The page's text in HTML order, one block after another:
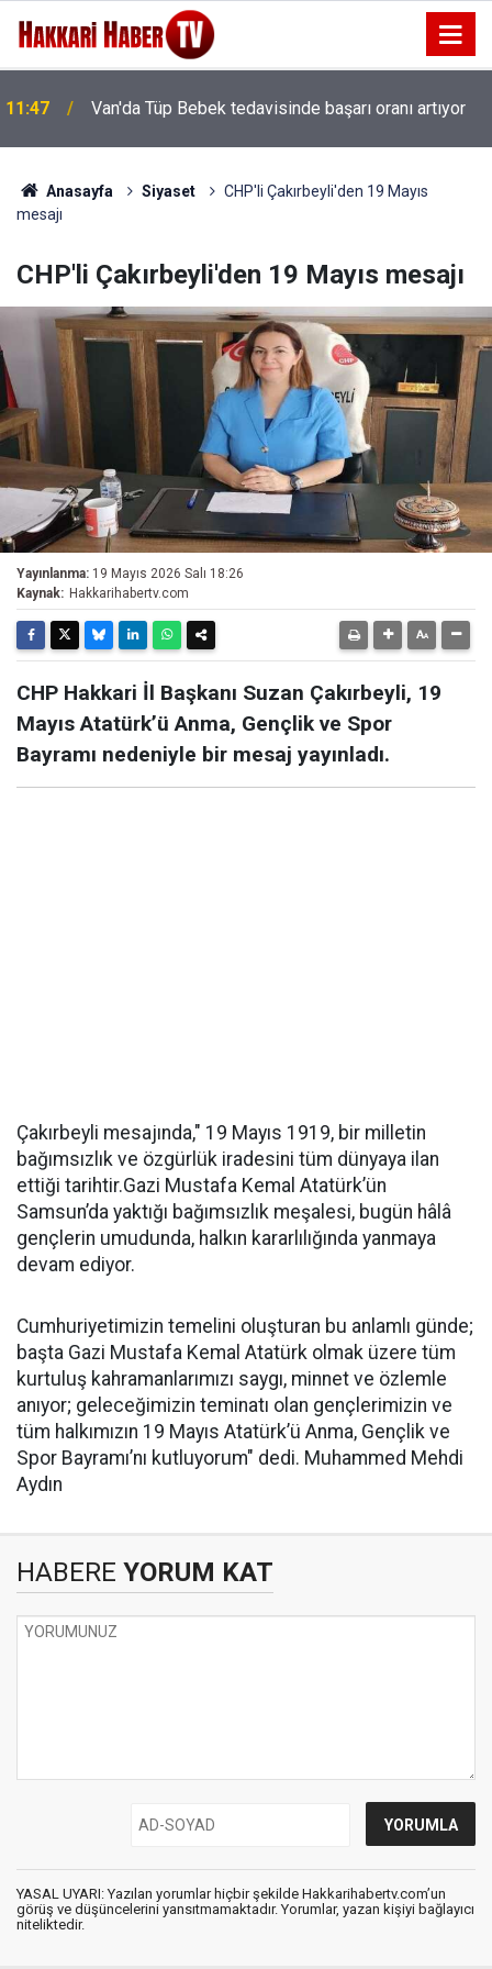
11:47 Van'da Tüp Bebek tedavisinde başarı oranı artıyor
Anasayfa Siyaset
CHP'li Çakırbeyli'den 19 Mayıs
mesajı
CHP'li Çakırbeyli'den 19 Mayıs mesajı
Yayınlanma: 19 Mayıs 2026 Salı 18:26
Kaynak: Hakkarihabertv.com
CHP Hakkari İl Başkanı Suzan Çakırbeyli, 19
Mayıs Atatürk’ü Anma, Gençlik ve Spor
Bayramı nedeniyle bir mesaj yayınladı.
Çakırbeyli mesajında," 19 Mayıs 1919, bir milletin
bağımsızlık ve özgürlük iradesini tüm dünyaya ilan
ettiği tarihtir.Gazi Mustafa Kemal Atatürk’ün
Samsun’da yaktığı bağımsızlık meşalesi, bugün hâlâ
gençlerin umudunda, halkın kararlılığında yanmaya
devam ediyor.
Cumhuriyetimizin temelini oluşturan bu anlamlı günde;
başta Gazi Mustafa Kemal Atatürk olmak üzere tüm
kurtuluş kahramanlarımızı saygı, minnet ve özlemle
anıyor; geleceğimizin teminatı olan gençlerimizin ve
tüm halkımızın 19 Mayıs Atatürk’ü Anma, Gençlik ve
Spor Bayramı’nı kutluyorum" dedi. Muhammed Mehdi
Aydın
HABERE YORUM KAT
YASAL UYARI: Yazılan yorumlar hiçbir şekilde Hakkarihabertv.com’un
görüş ve düşüncelerini yansıtmamaktadır. Yorumlar, yazan kişiyi bağlayıcı
niteliktedir.